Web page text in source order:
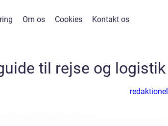
Om os Cookies Kontakt os
til rejse og logistik
redaktionel